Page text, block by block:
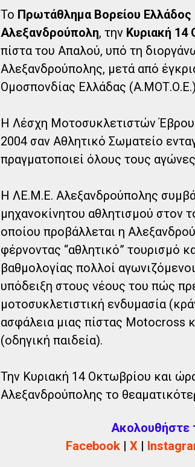
Το Πρωτάθλημα Βορείου
Αλεξανδρούπολη, την Κυριακή 14
πίστα του Απαλού, υπό τη
Αλεξανδρούπολης, μετά από
Ομοσπονδίας Ελλάδας
Η Λέσχη Μοτοσυκλετιστών
2004 σαν Αθλητικό Σωματείο
πραγματοποιεί όλους τους
Η ΛΕ.Μ.Ε. Αλεξανδρούπολης
μηχανοκίνητου αθλητισμού στον
οποίου προβάλλεται η
φέρνοντας “αθλητικό” τουρισμό
βαθμολογίας πολλοί
υπόδειξη στους νέους του πώς
μοτοσυκλετιστική ενδυμασία
ασφάλεια μιας πίστας Motocross
(οδηγική παιδεία).
Την Κυριακή 14 Οκτωβρίου και
Αλεξανδρούπολης το
Ακολουθήστε
Facebook| X|